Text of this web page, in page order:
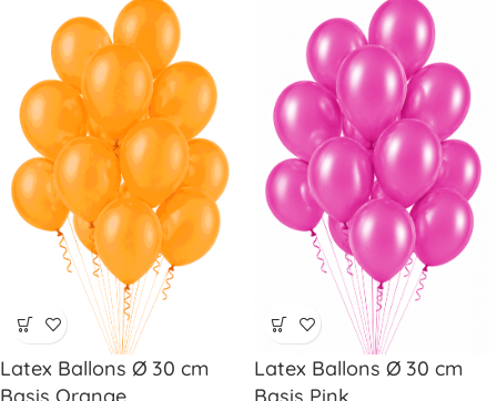
Latex Ballons Ø 30 cm
Latex Ballons Ø 30 cm